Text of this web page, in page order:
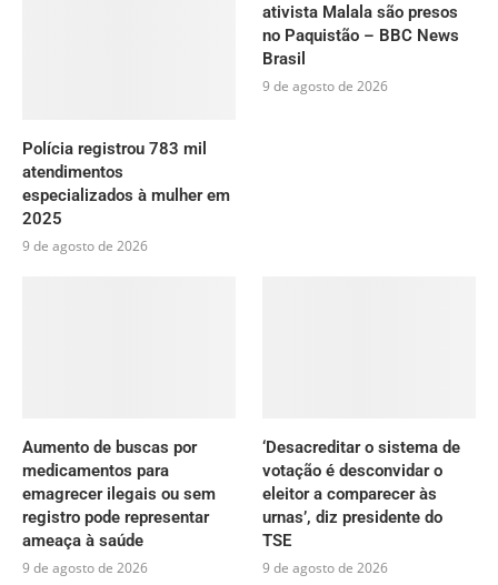
Polícia registrou 783 mil
atendimentos
especializados à mulher em
2025
9 de agosto de 2026
ativista Malala são presos
no Paquistão – BBC News
Brasil
9 de agosto de 2026
Aumento de buscas por
medicamentos para
emagrecer ilegais ou sem
registro pode representar
ameaça à saúde
9 de agosto de 2026
‘Desacreditar o sistema de
votação é desconvidar o
eleitor a comparecer às
urnas’, diz presidente do
TSE
9 de agosto de 2026